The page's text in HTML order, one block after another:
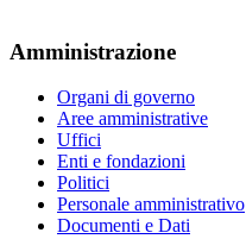
Amministrazione
Organi di governo
Aree amministrative
Uffici
Enti e fondazioni
Politici
Personale amministrativo
Documenti e Dati